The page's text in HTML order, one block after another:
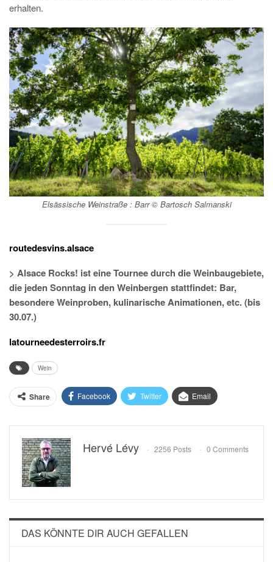
erhalten.
Elsässische Weinstraße : Barr © Bartosch Salmanski
routedesvins.alsace
> Alsace Rocks! ist eine Tournee durch die Weinbaugebiete,
die jeden Sonntag in den Weinbergen stattfindet: Bar,
besondere Weinproben, kulinarische Animationen, etc. (bis
30.07.)
latourneedesterroirs.fr
Wein
Share Facebook Twitter Email
Hervé Lévy 2256 Posts 0 Comments
DAS KÖNNTE DIR AUCH GEFALLEN